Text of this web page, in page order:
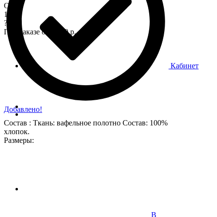
Добавлено!
Состав : Ткань: вафельное полотно Состав: 100%
хлопок.
Размеры:
В
Опт
170
?
При заказе от 7 000 р.
Кабинет